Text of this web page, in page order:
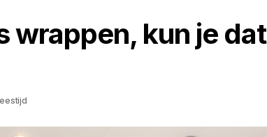
wrappen, kun je dat